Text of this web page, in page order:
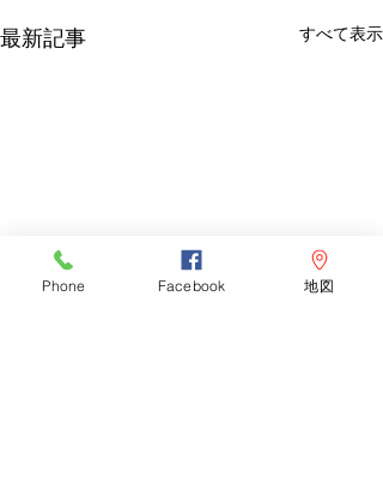
最新記事 すべて表示
Phone Facebook 地図